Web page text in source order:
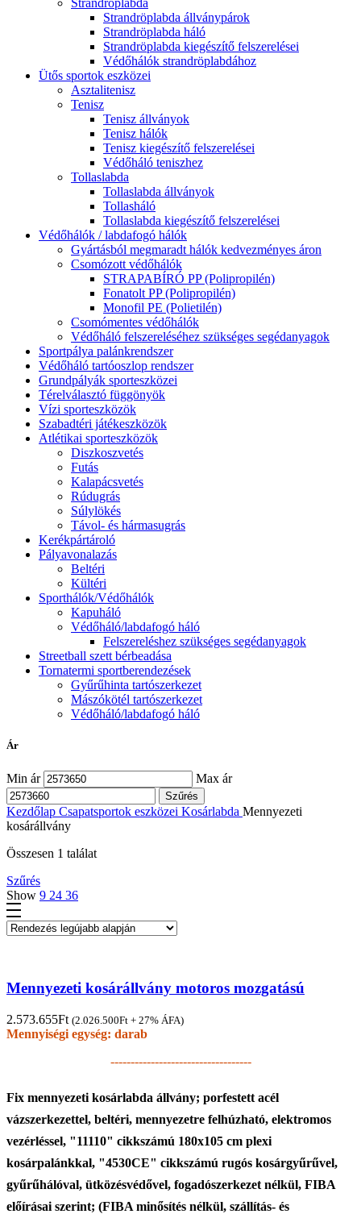
Strandröplabda
Strandröplabda állványpárok
Strandröplabda háló
Strandröplabda kiegészítő felszerelései
Védőhálók strandröplabdához
Ütős sportok eszközei
Asztalitenisz
Tenisz
Tenisz állványok
Tenisz hálók
Tenisz kiegészítő felszerelései
Védőháló teniszhez
Tollaslabda
Tollaslabda állványok
Tollasháló
Tollaslabda kiegészítő felszerelései
Védőhálók / labdafogó hálók
Gyártásból megmaradt hálók kedvezményes áron
Csomózott védőhálók
STRAPABÍRÓ PP (Polipropilén)
Fonatolt PP (Polipropilén)
Monofil PE (Polietilén)
Csomómentes védőhálók
Védőháló felszereléséhez szükséges segédanyagok
Sportpálya palánkrendszer
Védőháló tartóoszlop rendszer
Grundpályák sporteszközei
Térelválasztó függönyök
Vízi sporteszközök
Szabadtéri játékeszközök
Atlétikai sporteszközök
Diszkoszvetés
Futás
Kalapácsvetés
Rúdugrás
Súlylökés
Távol- és hármasugrás
Kerékpártároló
Pályavonalazás
Beltéri
Kültéri
Sporthálók/Védőhálók
Kapuháló
Védőháló/labdafogó háló
Felszereléshez szükséges segédanyagok
Streetball szett bérbeadása
Tornatermi sportberendezések
Gyűrűhinta tartószerkezet
Mászókötél tartószerkezet
Védőháló/labdafogó háló
Ár
Min ár Max ár
Szűrés
Kezdőlap Csapatsportok eszközei Kosárlabda Mennyezeti
kosárállvány
Összesen 1 találat
Szűrés
Show 9 24 36
Mennyezeti kosárállvány motoros mozgatású
2.573.655Ft (2.026.500Ft + 27% ÁFA)
Mennyiségi egység: darab
-----------------------------------
Fix mennyezeti kosárlabda állvány; porfestett acél
vázszerkezettel, beltéri, mennyezetre felhúzható, elektromos
vezérléssel, "11110" cikkszámú 180x105 cm plexi
kosárpalánkkal, "4530CE" cikkszámú rugós kosárgyűrűvel,
gyűrűhálóval, ütközésvédővel, fogadószerkezet nélkül, FIBA
előírásai szerint; (FIBA minősítés nélkül, szállítás- és